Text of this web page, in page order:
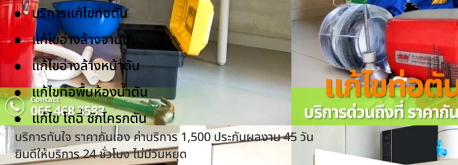
บริการแก้ไขท่อตัน
แก้ไขอ่างล้างจานตัน
แก้ไขอ่างล้างหน้าตัน
แก้ไขท่อพื้นห้องน้ำตัน
แก้ไข โถฉี่ ชักโครกตัน
บริการทันใจ ราคากันเอง ค่าบริการ 1,500 ประกันผลงาน 45 วัน
ยินดีให้บริการ 24 ชั่วโมง ไม่มีวันหยุด